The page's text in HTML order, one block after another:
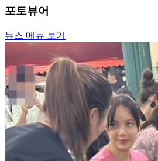
포토뷰어
뉴스 메뉴 보기